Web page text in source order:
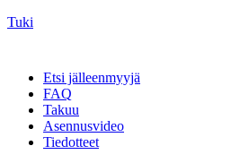
Tuki
Etsi jälleenmyyjä
FAQ
Takuu
Asennusvideo
Tiedotteet